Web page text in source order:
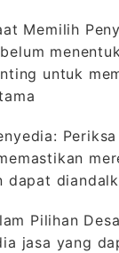
Memilih
untuk
dapat
Pilihan
jasa yang